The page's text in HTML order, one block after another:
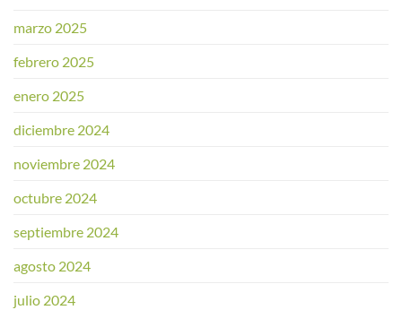
marzo 2025
febrero 2025
enero 2025
diciembre 2024
noviembre 2024
octubre 2024
septiembre 2024
agosto 2024
julio 2024